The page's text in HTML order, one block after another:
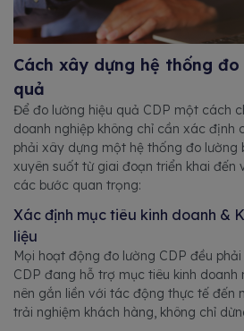
Cách xây dựng hệ thống đo
quả
Để đo lường hiệu quả CDP một cách
doanh nghiệp không chỉ cần xác định
phải xây dựng một hệ thống đo lường
xuyên suốt từ giai đoạn triển khai đến
các bước quan trọng:
Xác định mục tiêu kinh doanh &
liệu
Mọi hoạt động đo lường CDP đều
CDP đang hỗ trợ mục tiêu kinh doanh
nên gắn liền với tác động thực tế đến
trải nghiệm khách hàng, không chỉ